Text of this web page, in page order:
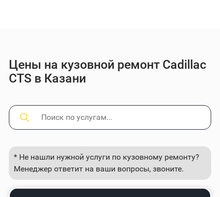
Цены на кузовной ремонт Cadillac
CTS в Казани
* Не нашли нужной услуги по кузовному ремонту?
Менеджер ответит на ваши вопросы, звоните.